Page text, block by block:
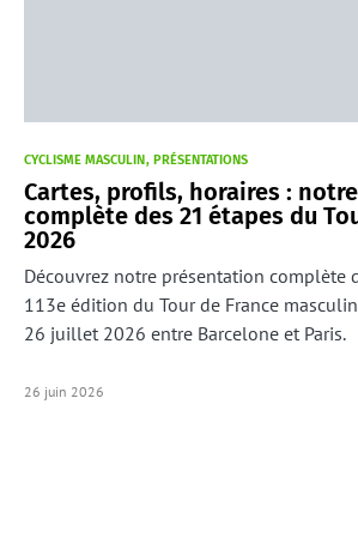
CYCLISME MASCULIN PRÉSENTATIONS
Cartes, profils, horaires :
complète des 21 étapes du
2026
Découvrez notre présentation complète
113e édition du Tour de France
26 juillet 2026 entre Barcelone et Paris.
26 juin 2026